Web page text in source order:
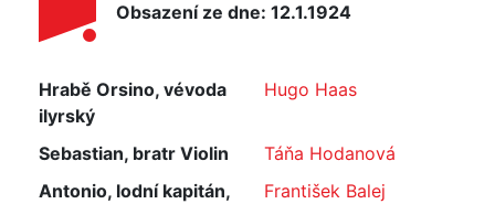
Obsazení ze dne: 12.1.1924
Hrabě Orsino, vévoda
ilyrský
Hugo Haas
Sebastian, bratr Violin
Táňa Hodanová
Antonio, lodní kapitán,
František Balej